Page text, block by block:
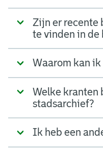
Zijn er recente
te vinden in
Waarom kan ik
Welke kranten
stadsarchief?
Ik heb een